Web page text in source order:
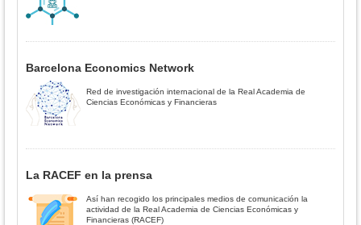
Barcelona Economics Network
Red de investigación internacional de la Real Academia de
Ciencias Económicas y Financieras
La RACEF en la prensa
Así han recogido los principales medios de comunicación la
actividad de la Real Academia de Ciencias Económicas y
Financieras (RACEF)